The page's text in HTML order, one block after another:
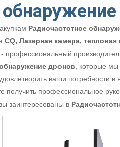
Радиочастотное
CQ, Лазерная камера,
- профессиональный
дронов , которые
ваши потребности
профессиональное
заинтересованы в